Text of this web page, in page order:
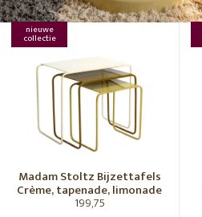
nieuwe
collectie
Madam Stoltz Bijzettafels
Crème, tapenade, limonade
199,75